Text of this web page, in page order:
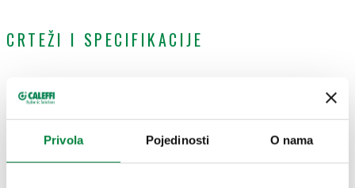
Privola Pojedinosti O nama
CRTEŽI I SPECIFIKACIJE
Broj
dijela
Actions